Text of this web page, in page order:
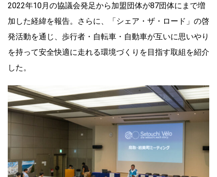
2022年10月の協議会発足から加盟団体が87団体にまで増
加した経緯を報告。さらに、「シェア・ザ・ロード」の啓
発活動を通じ、歩行者・自転車・自動車が互いに思いやり
を持って安全快適に走れる環境づくりを目指す取組を紹介
した。